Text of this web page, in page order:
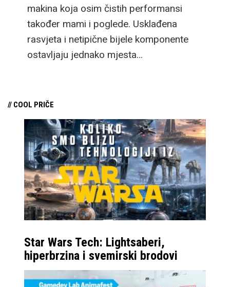
makina koja osim čistih performansi
također mami i poglede. Usklađena
rasvjeta i netipične bijele komponente
ostavljaju jednako mjesta…
// COOL PRIČE
Star Wars Tech: Lightsaberi,
hiperbrzina i svemirski brodovi